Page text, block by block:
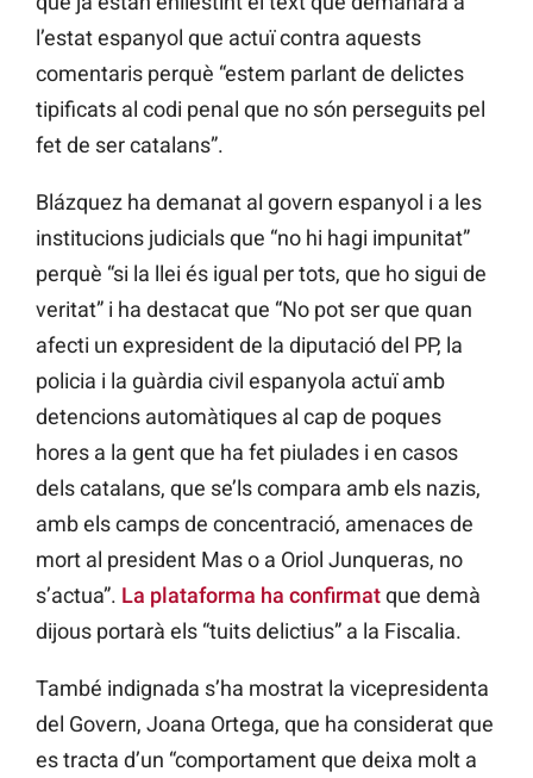
l’estat espanyol que actuï contra aquests
comentaris perquè “estem parlant de delictes
tipificats al codi penal que no són perseguits pel
fet de ser catalans”.
Blázquez ha demanat al govern espanyol i a les
institucions judicials que “no hi hagi impunitat”
perquè “si la llei és igual per tots, que ho sigui de
veritat” i ha destacat que “No pot ser que quan
afecti un expresident de la diputació del PP, la
policia i la guàrdia civil espanyola actuï amb
detencions automàtiques al cap de poques
hores a la gent que ha fet piulades i en casos
dels catalans, que se’ls compara amb els nazis,
amb els camps de concentració, amenaces de
mort al president Mas o a Oriol Junqueras, no
s’actua”. La plataforma ha confirmatque demà
dijous portarà els “tuits delictius” a la Fiscalia.
També indignada s’ha mostrat la vicepresidenta
del Govern, Joana Ortega, que ha considerat que
es tracta d’un “comportament que deixa molt a